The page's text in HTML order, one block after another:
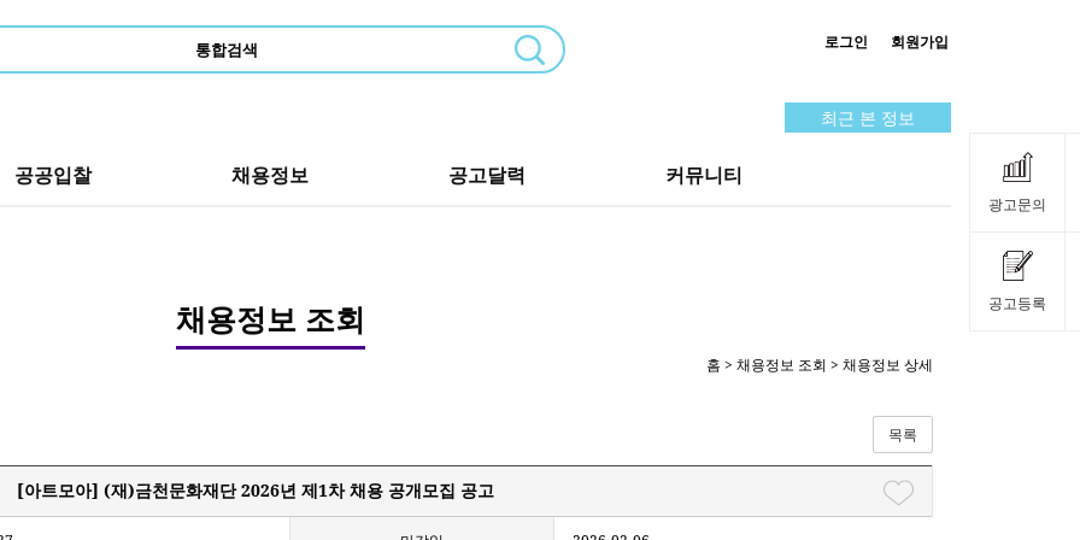
광고문의
공고등록
로그인 회원가입
최근 본 정보
공공입찰 채용정보 공고달력 커뮤니티
채용정보 조회
홈 > 채용정보 조회 > 채용정보 상세
목록
[아트모아] (재)금천문화재단 2026년 제1차 채용 공개모집 공고